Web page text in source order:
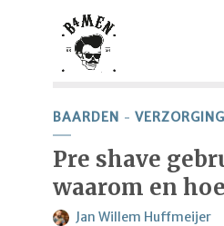
BAARDEN VERZORGING
Pre shave
waarom en
Jan Willem Huffmeijer